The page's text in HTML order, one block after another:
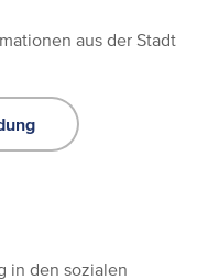
aus der Stadt
in den sozialen